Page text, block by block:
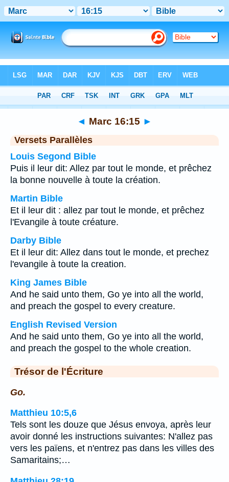
Chapitre 16> Verset 15
◄ Marc 16:15 ►
Versets Parallèles
Louis Segond Bible
Puis il leur dit: Allez par tout le monde, et prêchez
la bonne nouvelle à toute la création.
Martin Bible
Et il leur dit : allez par tout le monde, et prêchez
l'Evangile à toute créature.
Darby Bible
Et il leur dit: Allez dans tout le monde, et prechez
l'evangile à toute la creation.
King James Bible
And he said unto them, Go ye into all the world,
and preach the gospel to every creature.
English Revised Version
And he said unto them, Go ye into all the world,
and preach the gospel to the whole creation.
Trésor de l'Écriture
Go.
Matthieu 10:5,6
Tels sont les douze que Jésus envoya, après leur
avoir donné les instructions suivantes: N'allez pas
vers les païens, et n'entrez pas dans les villes des
Samaritains;…